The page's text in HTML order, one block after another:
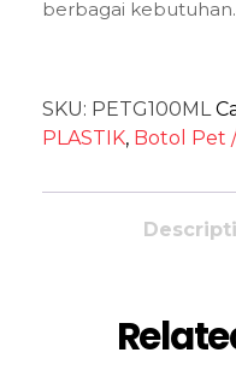
berbagai kebutuhan.
SKU: PETG100ML
PLASTIK, Botol Pet